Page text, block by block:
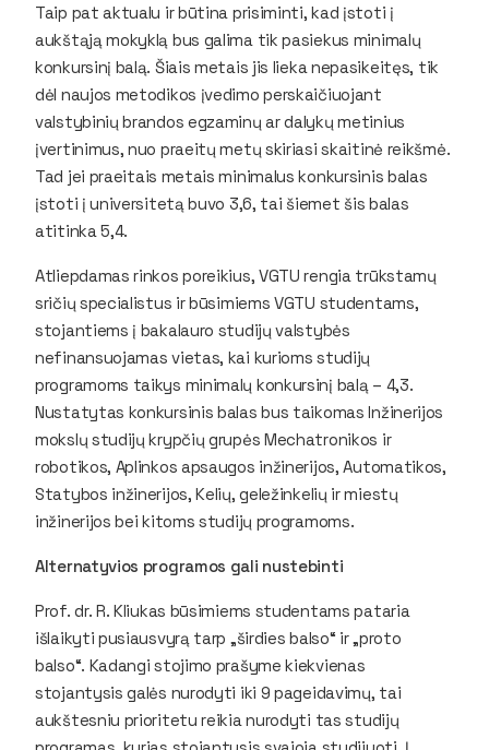
Taip pat aktualu ir būtina prisiminti, kad įstoti į
aukštąją mokyklą bus galima tik pasiekus minimalų
konkursinį balą. Šiais metais jis lieka nepasikeitęs, tik
dėl naujos metodikos įvedimo perskaičiuojant
valstybinių brandos egzaminų ar dalykų metinius
įvertinimus, nuo praeitų metų skiriasi skaitinė reikšmė.
Tad jei praeitais metais minimalus konkursinis balas
įstoti į universitetą buvo 3,6, tai šiemet šis balas
atitinka 5,4.
Atliepdamas rinkos poreikius, VGTU rengia trūkstamų
sričių specialistus ir būsimiems VGTU studentams,
stojantiems į bakalauro studijų valstybės
nefinansuojamas vietas, kai kurioms studijų
programoms taikys minimalų konkursinį balą – 4,3.
Nustatytas konkursinis balas bus taikomas Inžinerijos
mokslų studijų krypčių grupės Mechatronikos ir
robotikos, Aplinkos apsaugos inžinerijos, Automatikos,
Statybos inžinerijos, Kelių, geležinkelių ir miestų
inžinerijos bei kitoms studijų programoms.
Alternatyvios programos gali nustebinti
Prof. dr. R. Kliukas būsimiems studentams pataria
išlaikyti pusiausvyrą tarp „širdies balso“ ir „proto
balso“. Kadangi stojimo prašyme kiekvienas
stojantysis galės nurodyti iki 9 pageidavimų, tai
aukštesniu prioritetu reikia nurodyti tas studijų